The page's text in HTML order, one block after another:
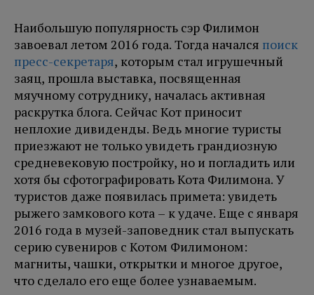
Наибольшую популярность сэр Филимон
завоевал летом 2016 года. Тогда начался поиск
пресс-секретаря, которым стал игрушечный
заяц, прошла выставка, посвященная
мяучному сотруднику, началась активная
раскрутка блога. Сейчас Кот приносит
неплохие дивиденды. Ведь многие туристы
приезжают не только увидеть грандиозную
средневековую постройку, но и погладить или
хотя бы сфотографировать Кота Филимона. У
туристов даже появилась примета: увидеть
рыжего замкового кота – к удаче. Еще с января
2016 года в музей-заповедник стал выпускать
серию сувениров с Котом Филимоном:
магниты, чашки, открытки и многое другое,
что сделало его еще более узнаваемым.